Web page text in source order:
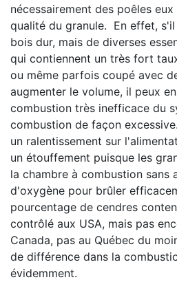
nécessairement des poêles
qualité du granule. En effet,
bois dur, mais de diverses
qui contiennent un très fort
ou même parfois coupé avec
augmenter le volume, il peux
combustion très inefficace du
combustion de façon
un ralentissement sur
un étouffement puisque les
la chambre à combustion sans
d'oxygène pour brûler
pourcentage de cendres
contrôlé aux USA, mais pas
Canada, pas au Québec du
de différence dans la
évidemment.